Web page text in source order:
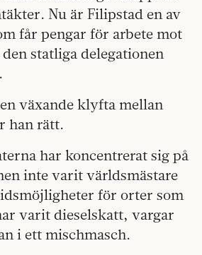
Nu är Filipstad en av
får pengar för arbete mot
statliga delegationen
växande klyfta mellan
han rätt.
har koncentrerat sig på
inte varit världsmästare
för orter som
varit dieselskatt, vargar
i ett mischmasch.